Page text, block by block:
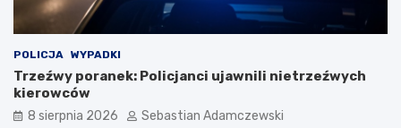
POLICJA WYPADKI
Trzeźwy poranek: Policjanci ujawnili nietrzeźwych
kierowców
8 sierpnia 2026 Sebastian Adamczewski